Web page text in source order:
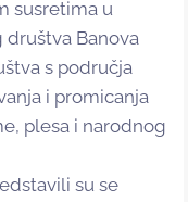
susretima u
Banova
s područja
i promicanja
plesa i narodnog
su se